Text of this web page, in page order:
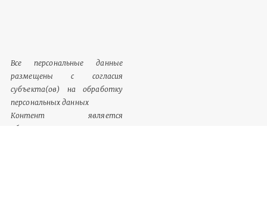
Все персональные данные
размещены с согласия
субъекта(ов) на обработку
персональных данных
Контент является
обязательным к размещению